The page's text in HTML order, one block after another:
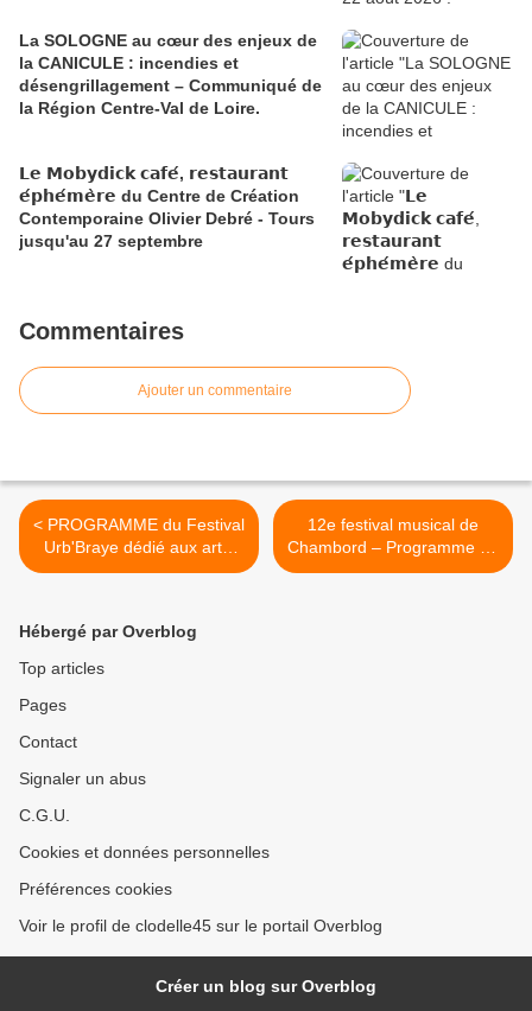
La SOLOGNE au cœur des enjeux de
la CANICULE : incendies et
désengrillagement – Communiqué de
la Région Centre-Val de Loire.
𝗟𝗲 𝗠𝗼𝗯𝘆𝗱𝗶𝗰𝗸 𝗰𝗮𝗳𝗲́, 𝗿𝗲𝘀𝘁𝗮𝘂𝗿𝗮𝗻𝘁
𝗲́𝗽𝗵𝗲́𝗺𝗲̀𝗿𝗲 du Centre de Création
Contemporaine Olivier Debré - Tours
jusqu'au 27 septembre
Commentaires
Ajouter un commentaire
< PROGRAMME du Festival
Urb'Braye dédié aux arts,
aux sports urbains et à la
12e festival musical de
Chambord – Programme du
1er au 15 juillet 2023 >
Hébergé par Overblog
Top articles
Pages
Contact
Signaler un abus
C.G.U.
Cookies et données personnelles
Préférences cookies
Voir le profil de clodelle45 sur le portail Overblog
Créer un blog sur Overblog